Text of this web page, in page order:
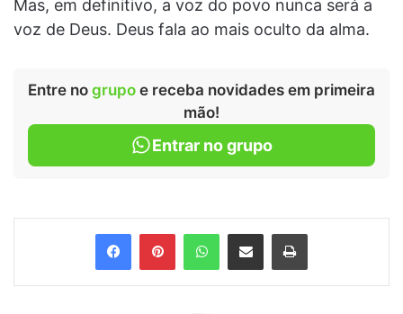
Mas, em definitivo, a voz do povo nunca será a
voz de Deus. Deus fala ao mais oculto da alma.
Entre no grupo e receba novidades em primeira
mão!
Entrar no grupo
FacebookPinterestWhatsApp
Compartilhar via e-mail Imprimir